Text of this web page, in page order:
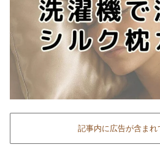
記事内に広告が含まれ